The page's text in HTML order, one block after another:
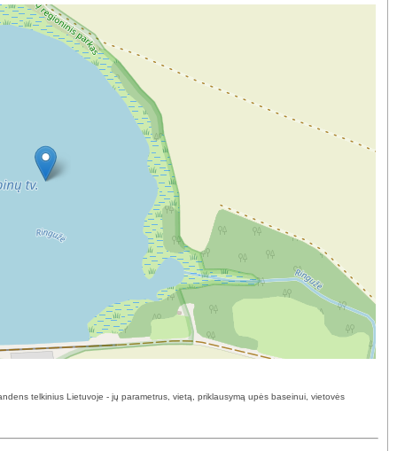
telkinius Lietuvoje - jų parametrus, vietą, priklausymą upės baseinui, vietovės